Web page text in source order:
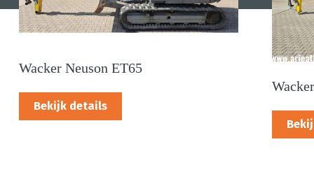
Wacker Neuson ET65
Bekijk details